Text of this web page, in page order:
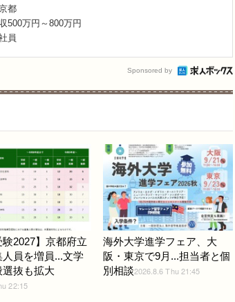
都
500万円～800万円
員
Sponsored by
験2027】京都府立
人員を増員...文学
選抜も拡大
22:15
海外大学進学フェア、大
阪・東京で9月...担当者と個
別相談2026.8.6 Thu 21:45